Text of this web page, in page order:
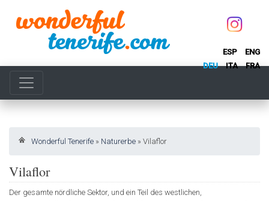
ESP
ENG
DEU
ITA FRA
Wonderful Tenerife » Naturerbe » Vilaflor
Vilaflor
Der gesamte nördliche Sektor, und ein Teil des westlichen,